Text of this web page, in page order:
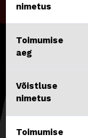
nimetus
Toimumise
aeg
Võistluse
nimetus
Toimumise